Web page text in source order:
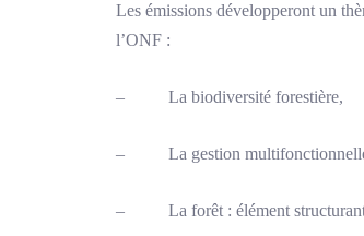
Les émissions développeront un
l’ONF :
– La biodiversité forestière,
– La gestion multifonctionnelle
– La forêt : élément structurant